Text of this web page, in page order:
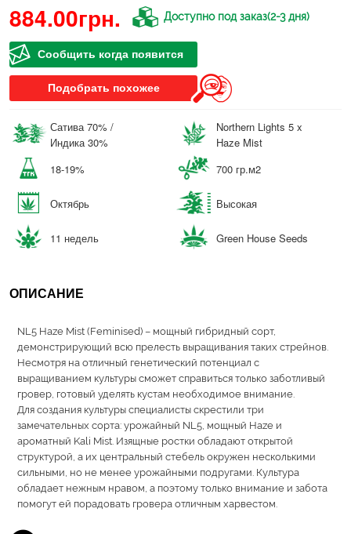
884.00грн. Доступно под заказ(2-3 дня)
Сообщить когда появится
Подобрать похожее
Сатива 70% /
Индика 30%
Northern Lights 5 x
Haze Mist
18-19%
700 гр.м2
Октябрь Высокая
11 недель Green House Seeds
ОПИСАНИЕ
NL5 Haze Mist (Feminised) – мощный гибридный сорт,
демонстрирующий всю прелесть выращивания таких стрейнов.
Несмотря на отличный генетический потенциал с
выращиванием культуры сможет справиться только заботливый
гровер, готовый уделять кустам необходимое внимание.
Для создания культуры специалисты скрестили три
замечательных сорта: урожайный NL5, мощный Haze и
ароматный Kali Mist. Изящные ростки обладают открытой
структурой, а их центральный стебель окружен несколькими
сильными, но не менее урожайными подругами. Культура
обладает нежным нравом, а поэтому только внимание и забота
помогут ей порадовать гровера отличным харвестом.